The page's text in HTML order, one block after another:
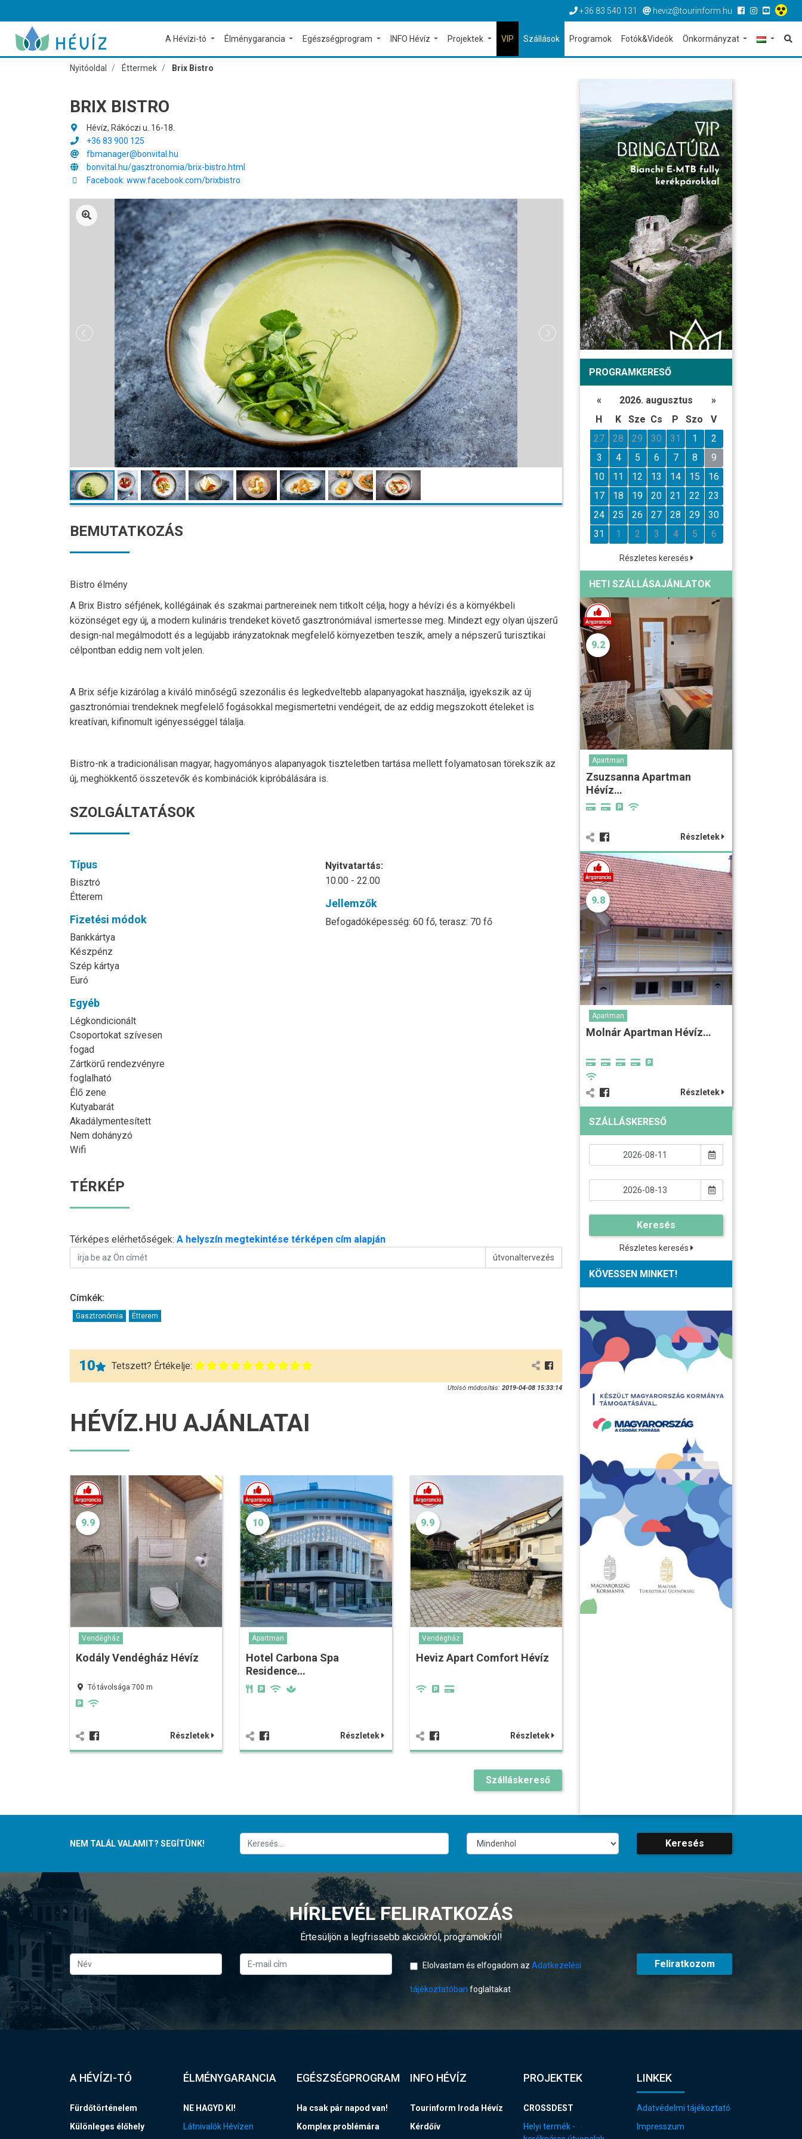
+36 83 540 131 heviz@tourinform.hu
A Hévízi-tó Élménygarancia Egészségprogram INFO Hévíz Projektek VIP Szállások Programok Fotók&Videók Önkormányzat
Nyitóoldal Éttermek Brix Bistro
BRIX BISTRO
Hévíz, Rákóczi u. 16-18.
+36 83 900 125
fbmanager@bonvital.hu
bonvital.hu/gasztronomia/brix-bistro.html
Facebook: www.facebook.com/brixbistro
BEMUTATKOZÁS
Bistro élmény
A Brix Bistro séfjének, kollégáinak és szakmai partnereinek nem titkolt célja, hogy a hévízi és a környékbeli
közönséget egy új, a modern kulináris trendeket követő gasztronómiával ismertesse meg. Mindezt egy olyan újszerű
design-nal megálmodott és a legújabb irányzatoknak megfelelő környezetben teszik, amely a népszerű turisztikai
célpontban eddig nem volt jelen.
A Brix séfje kizárólag a kiváló minőségű szezonális és legkedveltebb alapanyagokat használja, igyekszik az új
gasztronómiai trendeknek megfelelő fogásokkal megismertetni vendégeit, de az eddig megszokott ételeket is
kreatívan, kifinomult igényességgel tálalja.
Bistro-nk a tradicionálisan magyar, hagyományos alapanyagok tiszteletben tartása mellett folyamatosan törekszik az
új, meghökkentő összetevők és kombinációk kipróbálására is.
SZOLGÁLTATÁSOK
Típus
Bisztró
Étterem
Fizetési módok
Bankkártya
Készpénz
Szép kártya
Euró
Egyéb
Légkondicionált
Csoportokat szívesen
fogad
Zártkörű rendezvényre
foglalható
Élő zene
Kutyabarát
Akadálymentesített
Nem dohányzó
Wifi
Nyitvatartás:
10.00 - 22.00
Jellemzők
Befogadóképesség: 60 fő, terasz: 70 fő
TÉRKÉP
Térképes elérhetőségek: A helyszín megtekintése térképen cím alapján
útvonaltervezés
Címkék:
Gasztronómia Étterem
10 Tetszett? Értékelje:
Utolsó módosítás: 2019-04-08 15:33:14
HÉVÍZ.HU AJÁNLATAI
9.9
Vendégház
Kodály Vendégház Hévíz
Tó távolsága 700 m
Részletek
10
Apartman
Hotel Carbona Spa
Residence…
Részletek
9.9
Vendégház
Heviz Apart Comfort Hévíz
Részletek
Szálláskereső
PROGRAMKERESŐ
« 2026. augusztus
»
H
K Sze Cs P Szo
V
27
28 29 30 31 1
2
3
4 5 6 7 8
9
10
11 12 13 14 15
16
17
18 19 20 21 22
23
24
25 26 27 28 29
30
31
1 2 3 4 5 6
Részletes keresés
HETI SZÁLLÁSAJÁNLATOK
9.2
Apartman
Zsuzsanna Apartman
Hévíz…
Részletek
9.8
Apartman
Molnár Apartman Hévíz…
Részletek
SZÁLLÁSKERESŐ
Keresés
Részletes keresés
KÖVESSEN MINKET!
NEM TALÁL VALAMIT? SEGÍTÜNK! Keresés
HÍRLEVÉL FELIRATKOZÁS
Értesüljön a legfrissebb akciókról, programokról!
Elolvastam és elfogadom az Adatkezelési
tájékoztatóban foglaltakat
Feliratkozom
A HÉVÍZI-TÓ
Fürdőtörténelem
Különleges élőhely
ÉLMÉNYGARANCIA
NE HAGYD KI!
Látnivalók Hévízen
EGÉSZSÉGPROGRAM
Ha csak pár napod van!
Komplex problémára
INFO HÉVÍZ
Tourinform Iroda Hévíz
Kérdőív
PROJEKTEK
CROSSDEST
Helyi termék -
LINKEK
Adatvédelmi tájékoztató
Impresszum